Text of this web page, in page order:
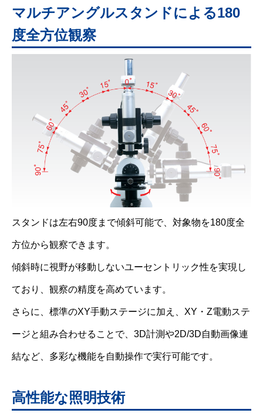
マルチアングルスタンドによる180
度全方位観察
スタンドは左右90度まで傾斜可能で、対象物を180度全
方位から観察できます。
傾斜時に視野が移動しないユーセントリック性を実現し
ており、観察の精度を高めています。
さらに、標準のXY手動ステージに加え、XY・Z電動ステ
ージと組み合わせることで、3D計測や2D/3D自動画像連
結など、多彩な機能を自動操作で実行可能です。
高性能な照明技術